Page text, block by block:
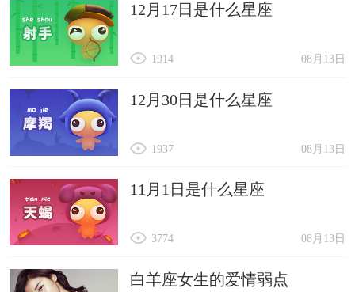
12月17日是什么星座
08月13日
1914
12月30日是什么星座
08月13日
1937
11月1日是什么星座
08月13日
3774
白羊座女生的爱情弱点